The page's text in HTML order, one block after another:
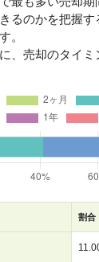
るのかを把握
。
、売却のタイミ
割合